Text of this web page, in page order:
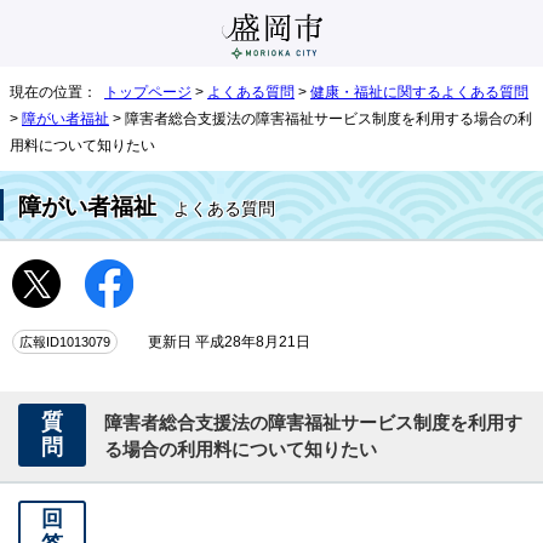
現在の位置： トップページ > よくある質問 > 健康・福祉に関するよくある質問
> 障がい者福祉 > 障害者総合支援法の障害福祉サービス制度を利用する場合の利
用料について知りたい
障がい者福祉よくある質問
広報ID1013079 更新日 平成28年8月21日
質
問
障害者総合支援法の障害福祉サービス制度を利用す
る場合の利用料について知りたい
回